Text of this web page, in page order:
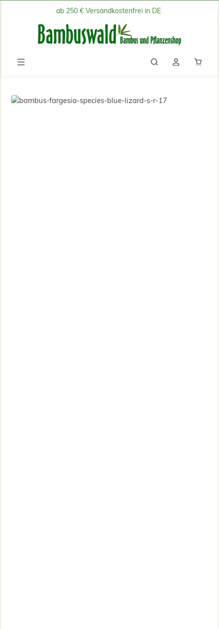
Zum Hauptinhalt springenab 250 € Versandkostenfrei in DE
Bambus für Hecken ohne Ausläufer